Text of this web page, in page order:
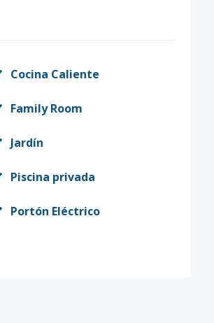
Cocina Caliente
Family Room
Jardín
Piscina privada
Portón Eléctrico